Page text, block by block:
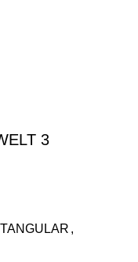
3
,